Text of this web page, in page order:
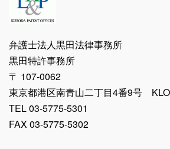
弁護士法人黒田法律事務所
黒田特許事務所
〒 107-0062
東京都港区南青山二丁目4番9号
TEL 03-5775-5301
FAX 03-5775-5302